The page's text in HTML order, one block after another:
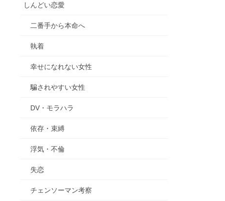
しんどい恋愛
二番手から本命へ
執着
幸せになれない女性
騙されやすい女性
DV・モラハラ
依存・束縛
浮気・不倫
失恋
チェンソーマン考察